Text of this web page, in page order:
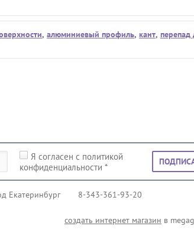
, алюминиевый профиль, кант, перепад
Я согласен с политикой
конфиденциальности *
Екатеринбург 8-343-361-93-20
создать интернет магазин в